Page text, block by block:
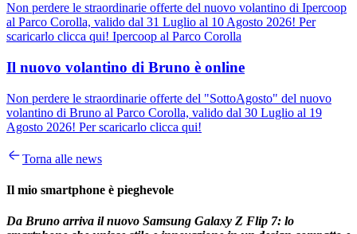
Non perdere le straordinarie offerte del nuovo volantino di Ipercoop
al Parco Corolla, valido dal 31 Luglio al 10 Agosto 2026! Per
scaricarlo clicca qui! Ipercoop al Parco Corolla
Il nuovo volantino di Bruno è online
Non perdere le straordinarie offerte del "SottoAgosto" del nuovo
volantino di Bruno al Parco Corolla, valido dal 30 Luglio al 19
Agosto 2026! Per scaricarlo clicca qui!
Torna alle news
Il mio smartphone è pieghevole
Da Bruno arriva il nuovo Samsung Galaxy Z Flip 7: lo